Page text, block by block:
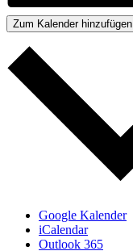
Zum Kalender hinzufügen
Google Kalender
iCalendar
Outlook 365